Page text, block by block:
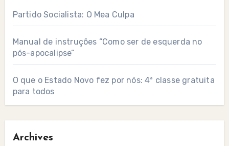
Partido Socialista: O Mea Culpa
Manual de instruções “Como ser de esquerda no
pós-apocalipse”
O que o Estado Novo fez por nós: 4ª classe gratuita
para todos
Archives